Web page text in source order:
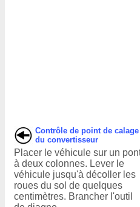
Contrôle de point de calage
du convertisseur
Placer le véhicule sur un
à deux colonnes. Lever le
véhicule jusqu'à décoller les
roues du sol de quelques
centimètres. Brancher l'outil